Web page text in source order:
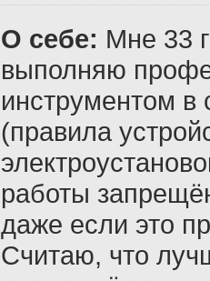
О себе: Мне 33
выполняю
инструментом в
(правила
работы
даже если это
Считаю, что